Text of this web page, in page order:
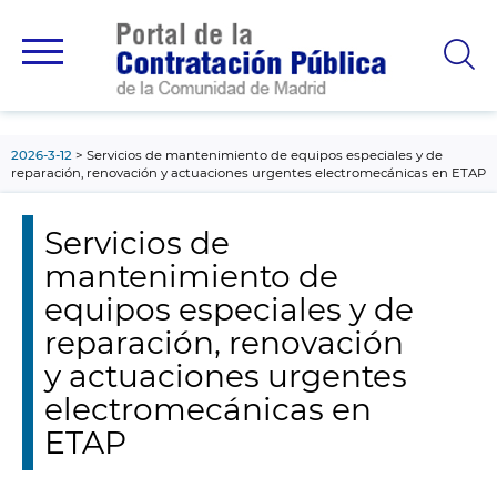
principal
2026-3-12
Servicios de mantenimiento de equipos especiales y de
reparación, renovación y actuaciones urgentes electromecánicas en ETAP
Servicios de
mantenimiento de
equipos especiales y de
reparación, renovación
y actuaciones urgentes
electromecánicas en
ETAP